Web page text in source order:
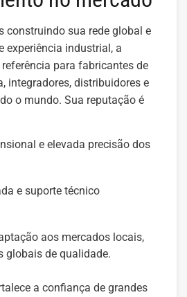
construindo sua rede global e
experiência industrial, a
referência para fabricantes de
integradores, distribuidores e
o mundo. Sua reputação é
e elevada precisão dos
e suporte técnico
aos mercados locais,
globais de qualidade.
a confiança de grandes